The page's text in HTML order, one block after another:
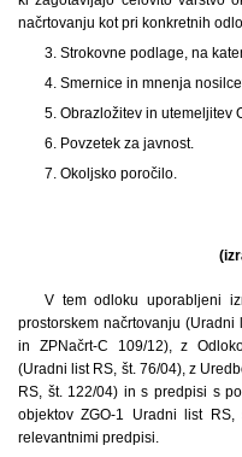
načrtovanju kot pri konkretnih
3. Strokovne podlage, na
4. Smernice in mnenja
5. Obrazložitev in utemeljitev
6. Povzetek za javnost.
7. Okoljsko poročilo.
V tem odloku uporabljeni
prostorskem načrtovanju (Uradni
in ZPNačrt-C 109/12), z
(Uradni list RS, št. 76/04), z
RS, št. 122/04) in s predpisi s
objektov ZGO-1 Uradni list
relevantnimi predpisi.